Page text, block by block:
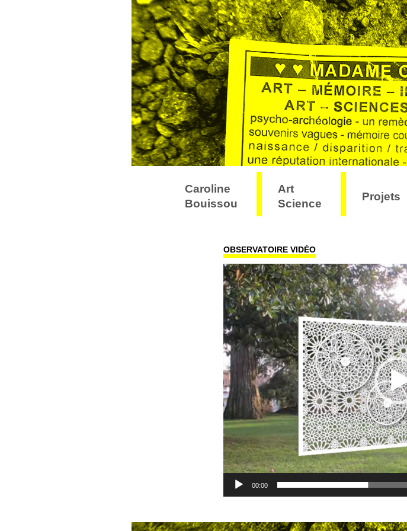
Caroline
Bouissou
Art
Science
Projets
OBSERVATOIRE VIDÉO
Lecteur
vidéo
00:00